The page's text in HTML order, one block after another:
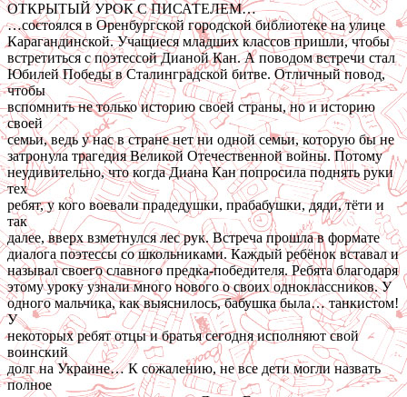
ОТКРЫТЫЙ УРОК С ПИСАТЕЛЕМ…
…состоялся в Оренбургской городской библиотеке на улице
Карагандинской. Учащиеся младших классов пришли, чтобы
встретиться с поэтессой Дианой Кан. А поводом встречи стал
Юбилей Победы в Сталинградской битве. Отличный повод,
чтобы
вспомнить не только историю своей страны, но и историю
своей
семьи, ведь у нас в стране нет ни одной семьи, которую бы не
затронула трагедия Великой Отечественной войны. Потому
неудивительно, что когда Диана Кан попросила поднять руки
тех
ребят, у кого воевали прадедушки, прабабушки, дяди, тёти и
так
далее, вверх взметнулся лес рук. Встреча прошла в формате
диалога поэтессы со школьниками. Каждый ребёнок вставал и
называл своего славного предка-победителя. Ребята благодаря
этому уроку узнали много нового о своих одноклассников. У
одного мальчика, как выяснилось, бабушка была… танкистом!
У
некоторых ребят отцы и братья сегодня исполняют свой
воинский
долг на Украине… К сожалению, не все дети могли назвать
полное